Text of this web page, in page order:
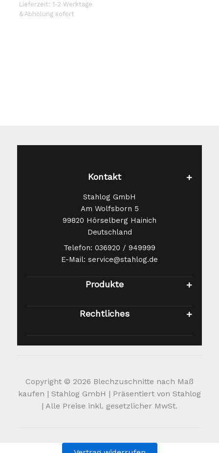
Lieferzeit: 1-2 Werktage
& Abholung sofort
Kontakt
Stahlog GmbH
Am Wolfsborn 5
99820 Hörselberg Hainich
Deutschland
Telefon: 036920 / 949999
E-Mail: service@stahlog.de
Produkte
Rechtliches
Copyright © 2026 Blechzuschnitte nach Maß
kaufen | Stahlog GmbH | Präsentiert von Stahlog
| Alle Preise inkl. gesetzlicher MwSt.